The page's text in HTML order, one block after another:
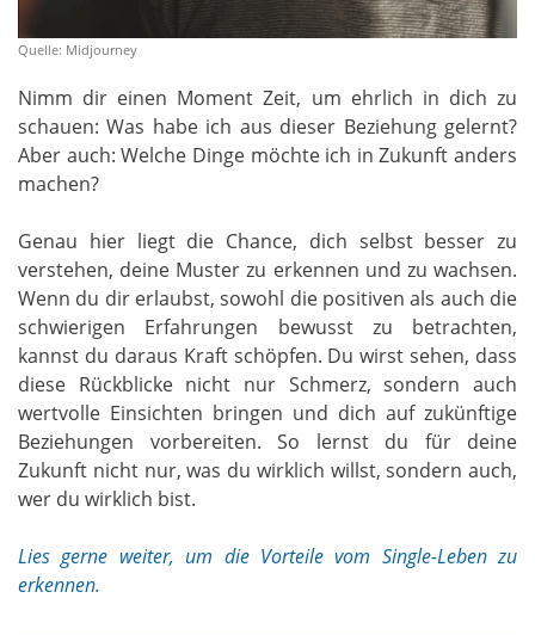
Quelle: Midjourney
Nimm dir einen Moment Zeit, um ehrlich in dich zu
schauen: Was habe ich aus dieser Beziehung gelernt?
Aber auch: Welche Dinge möchte ich in Zukunft anders
machen?
Genau hier liegt die Chance, dich selbst besser zu
verstehen, deine Muster zu erkennen und zu wachsen.
Wenn du dir erlaubst, sowohl die positiven als auch die
schwierigen Erfahrungen bewusst zu betrachten,
kannst du daraus Kraft schöpfen. Du wirst sehen, dass
diese Rückblicke nicht nur Schmerz, sondern auch
wertvolle Einsichten bringen und dich auf zukünftige
Beziehungen vorbereiten. So lernst du für deine
Zukunft nicht nur, was du wirklich willst, sondern auch,
wer du wirklich bist.
Lies gerne weiter, um die Vorteile vom Single-Leben zu
erkennen.